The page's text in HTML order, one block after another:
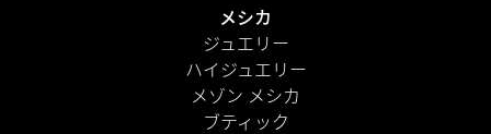
メシカ
ジュエリー
ハイジュエリー
メゾン メシカ
ブティック